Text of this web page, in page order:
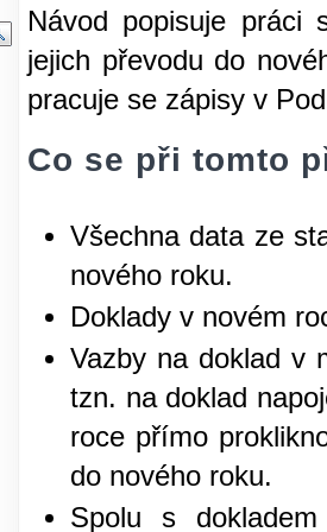
Návod popisuje práci
jejich převodu do
pracuje se zápisy v
Co se při tomto
Všechna data ze
nového roku.
Doklady v novém
Vazby na doklad v
tzn. na doklad
roce přímo
do nového roku.
Spolu s